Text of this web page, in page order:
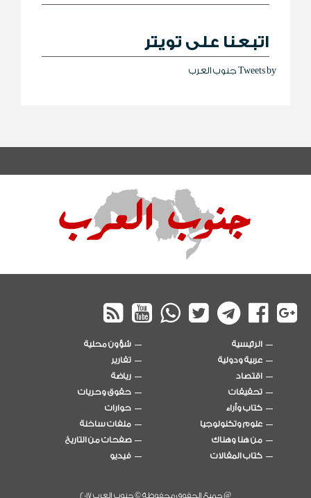
اتبعنا على تويتر
Tweets by جنوب العرب
الرئيسية
شؤون محلية
عربية ودولية
تقارير
اقتصاد
رياضة
تحقيقات
حقوق وحريات
كتاب وأراء
حوارات
علوم وتكنولوجيا
ملفات ساخنة
من هنا وهناك
صفحات من التاريخ
كتاب المقالات
فيديو
@ جميع الحقوق محفوظة © جنوب العرب 2017